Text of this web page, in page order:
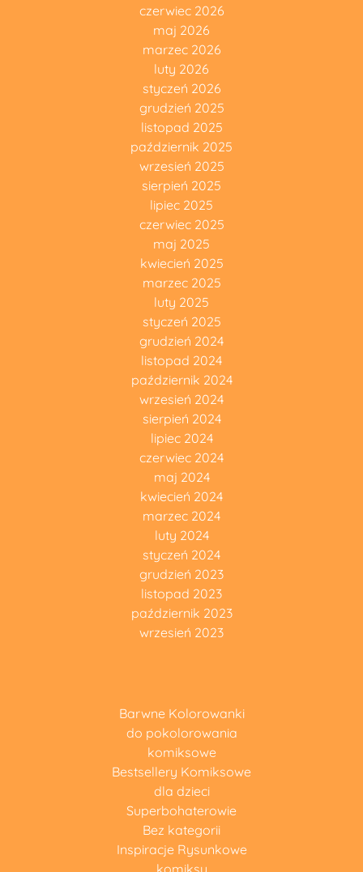
czerwiec 2026
maj 2026
marzec 2026
luty 2026
styczeń 2026
grudzień 2025
listopad 2025
październik 2025
wrzesień 2025
sierpień 2025
lipiec 2025
czerwiec 2025
maj 2025
kwiecień 2025
marzec 2025
luty 2025
styczeń 2025
grudzień 2024
listopad 2024
październik 2024
wrzesień 2024
sierpień 2024
lipiec 2024
czerwiec 2024
maj 2024
kwiecień 2024
marzec 2024
luty 2024
styczeń 2024
grudzień 2023
listopad 2023
październik 2023
wrzesień 2023
Barwne Kolorowanki
do pokolorowania
komiksowe
Bestsellery Komiksowe
dla dzieci
Superbohaterowie
Bez kategorii
Inspiracje Rysunkowe
komiksy